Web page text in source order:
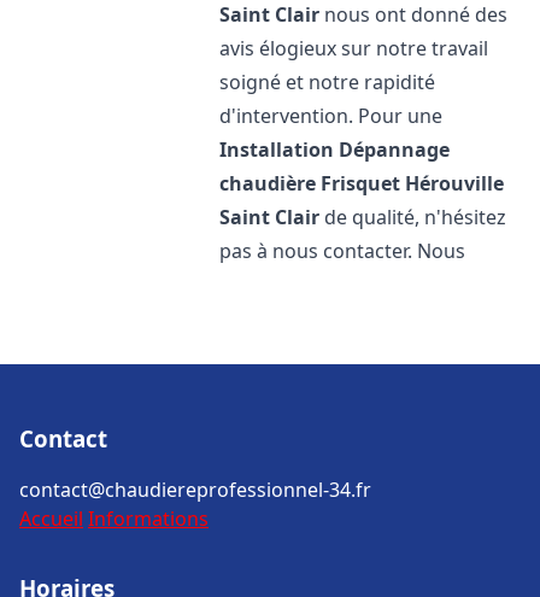
Saint Clair nous ont donné des
avis élogieux sur notre travail
soigné et notre rapidité
d'intervention. Pour une
Installation Dépannage
chaudière Frisquet Hérouville
Saint Clair de qualité, n'hésitez
pas à nous contacter. Nous
Contact
contact@chaudiereprofessionnel-34.fr
Accueil Informations
Horaires